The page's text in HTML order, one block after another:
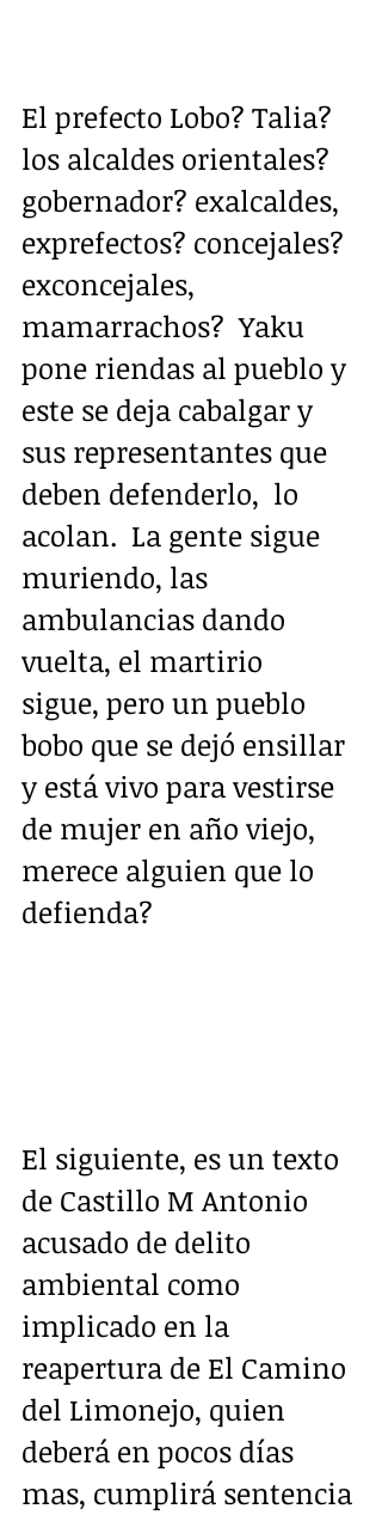
El prefecto Lobo? Talia?
los alcaldes orientales?
gobernador? exalcaldes,
exprefectos? concejales?
exconcejales,
mamarrachos?  Yaku
pone riendas al pueblo y
este se deja cabalgar y
sus representantes que
deben defenderlo,  lo
acolan.  La gente sigue
muriendo, las
ambulancias dando
vuelta, el martirio
sigue, pero un pueblo
bobo que se dejó ensillar
y está vivo para vestirse
de mujer en año viejo,
merece alguien que lo
defienda?
El siguiente, es un texto
de Castillo M Antonio
acusado de delito
ambiental como
implicado en la
reapertura de El Camino
del Limonejo, quien
deberá en pocos días
mas, cumplirá sentencia